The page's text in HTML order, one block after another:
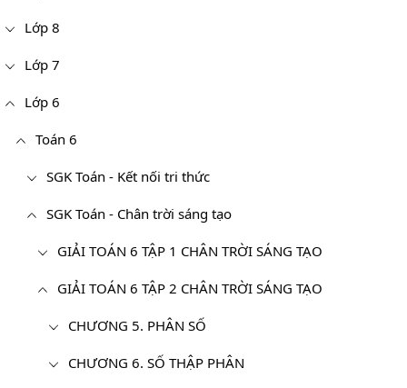
Lớp 8
Lớp 7
Lớp 6
Toán 6
SGK Toán - Kết nối tri thức
SGK Toán - Chân trời sáng tạo
GIẢI TOÁN 6 TẬP 1 CHÂN TRỜI SÁNG TẠO
GIẢI TOÁN 6 TẬP 2 CHÂN TRỜI SÁNG TẠO
CHƯƠNG 5. PHÂN SỐ
CHƯƠNG 6. SỐ THẬP PHÂN